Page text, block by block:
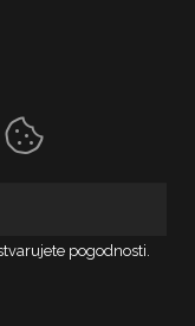
pogodnosti.